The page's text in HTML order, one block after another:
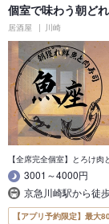
個室で味わう朝ど
居酒屋 川崎
【全席完全個室】とろけ
3001～4000円
京急川崎駅から徒
【アプリ予約限定】最大